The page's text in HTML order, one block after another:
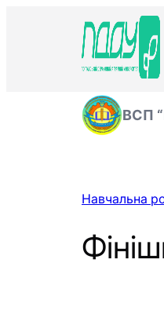
ВСП
Навчальна